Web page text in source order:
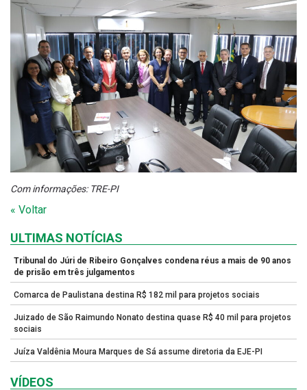
Com informações: TRE-PI
« Voltar
ULTIMAS NOTÍCIAS
Tribunal do Júri de Ribeiro Gonçalves condena réus a mais de 90 anos
de prisão em três julgamentos
Comarca de Paulistana destina R$ 182 mil para projetos sociais
Juizado de São Raimundo Nonato destina quase R$ 40 mil para projetos
sociais
Juíza Valdênia Moura Marques de Sá assume diretoria da EJE-PI
VÍDEOS